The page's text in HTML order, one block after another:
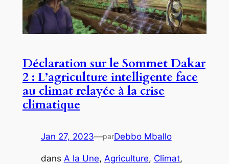
Déclaration sur le Sommet Dakar
2 : L’agriculture intelligente face
au climat relayée à la crise
climatique
Jan 27, 2023—parDebbo Mballo
dans A la Une, Agriculture, Climat